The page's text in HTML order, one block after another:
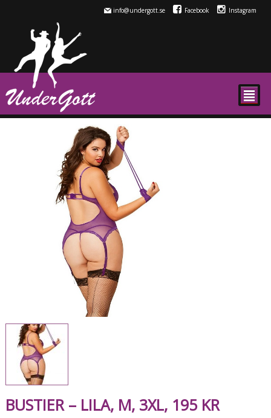
info@undergott.se Facebook Instagram
²
BUSTIER – LILA, M, 3XL, 195 KR